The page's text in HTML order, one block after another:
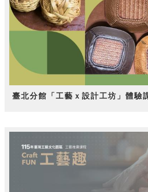
臺北分館「工藝ｘ設計工坊」體驗